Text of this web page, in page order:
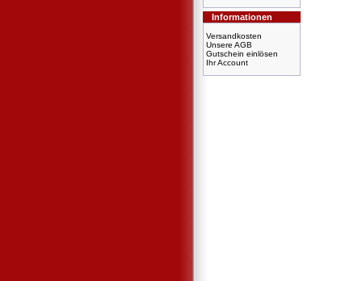
Informationen
Versandkosten
Unsere AGB
Gutschein einlösen
Ihr Account